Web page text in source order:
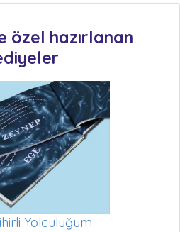
özel hazırlanan
Yolculuğum